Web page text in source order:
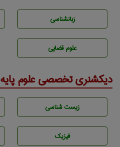
زبانشناسی
علوم قضایی
دیکشنری تخصصی علوم پایه
زيست شناسی
فیزیک